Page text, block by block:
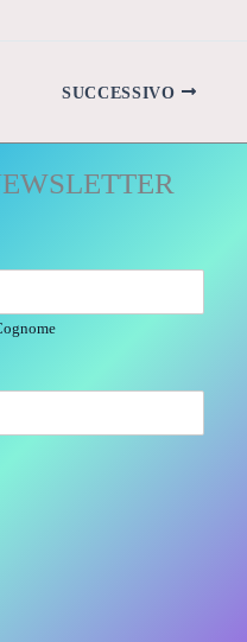
SUCCESSIVO